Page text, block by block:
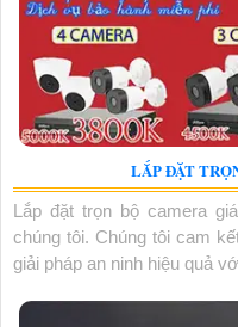
LẮP ĐẶT
Lắp đặt trọn bộ camera
chúng tôi. Chúng tôi cam
giải pháp an ninh hiệu quả